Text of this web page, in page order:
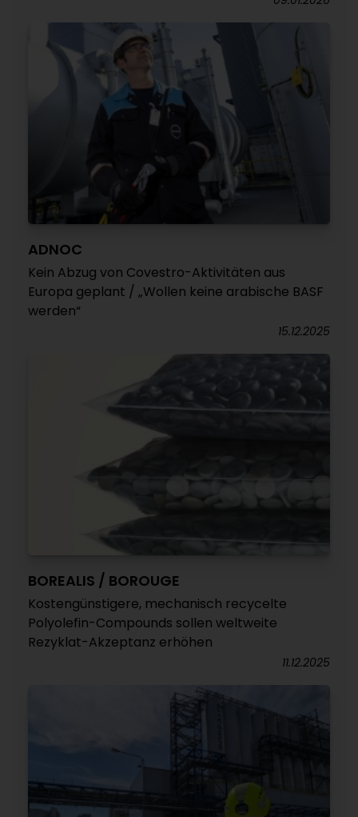
ADNOC
Kein Abzug von Covestro-Aktivitäten aus
Europa geplant / „Wollen keine arabische BASF
werden“
15.12.2025
BOREALIS / BOROUGE
Kostengünstigere, mechanisch recycelte
Polyolefin-Compounds sollen weltweite
Rezyklat-Akzeptanz erhöhen
11.12.2025